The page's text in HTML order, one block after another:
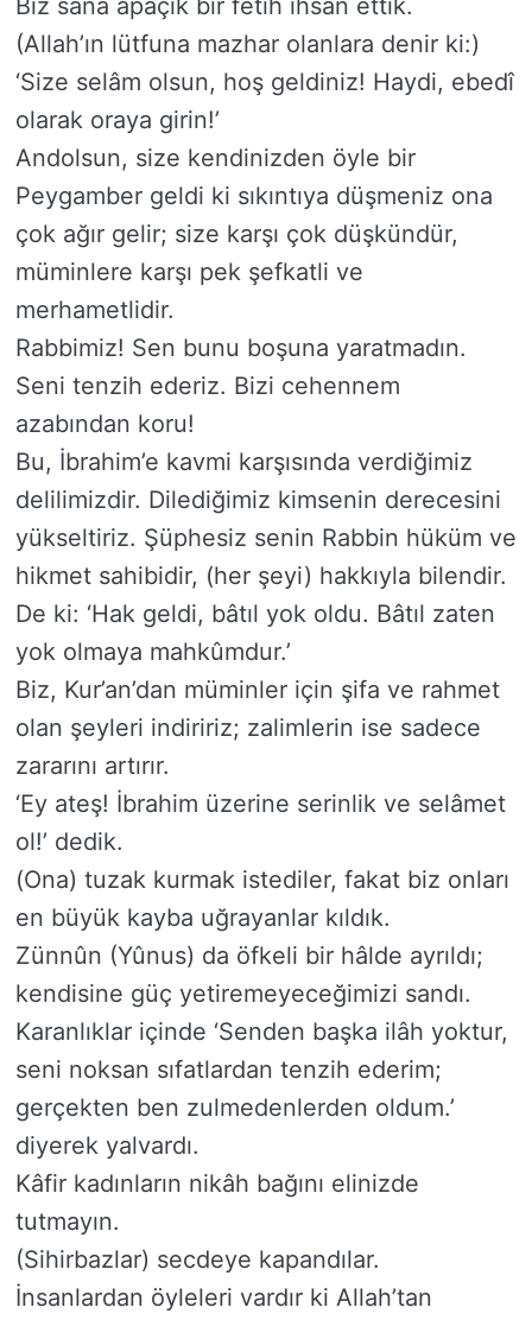
Biz sana apaçık bir fetih ihsan ettik.
(Allah’ın lütfuna mazhar olanlara denir ki:)
‘Size selâm olsun, hoş geldiniz! Haydi, ebedî
olarak oraya girin!’
Andolsun, size kendinizden öyle bir
Peygamber geldi ki sıkıntıya düşmeniz ona
çok ağır gelir; size karşı çok düşkündür,
müminlere karşı pek şefkatli ve
merhametlidir.
Rabbimiz! Sen bunu boşuna yaratmadın.
Seni tenzih ederiz. Bizi cehennem
azabından koru!
Bu, İbrahim’e kavmi karşısında verdiğimiz
delilimizdir. Dilediğimiz kimsenin derecesini
yükseltiriz. Şüphesiz senin Rabbin hüküm ve
hikmet sahibidir, (her şeyi) hakkıyla bilendir.
De ki: ‘Hak geldi, bâtıl yok oldu. Bâtıl zaten
yok olmaya mahkûmdur.’
Biz, Kur’an’dan müminler için şifa ve rahmet
olan şeyleri indiririz; zalimlerin ise sadece
zararını artırır.
‘Ey ateş! İbrahim üzerine serinlik ve selâmet
ol!’ dedik.
(Ona) tuzak kurmak istediler, fakat biz onları
en büyük kayba uğrayanlar kıldık.
Zünnûn (Yûnus) da öfkeli bir hâlde ayrıldı;
kendisine güç yetiremeyeceğimizi sandı.
Karanlıklar içinde ‘Senden başka ilâh yoktur,
seni noksan sıfatlardan tenzih ederim;
gerçekten ben zulmedenlerden oldum.’
diyerek yalvardı.
Kâfir kadınların nikâh bağını elinizde
tutmayın.
(Sihirbazlar) secdeye kapandılar.
İnsanlardan öyleleri vardır ki Allah’tan